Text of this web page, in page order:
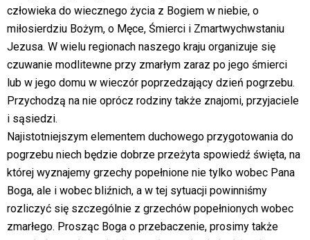
człowieka do wiecznego życia z Bogiem w niebie, o
miłosierdziu Bożym, o Męce, Śmierci i Zmartwychwstaniu
Jezusa. W wielu regionach naszego kraju organizuje się
czuwanie modlitewne przy zmarłym zaraz po jego śmierci
lub w jego domu w wieczór poprzedzający dzień pogrzebu.
Przychodzą na nie oprócz rodziny także znajomi, przyjaciele
i sąsiedzi.
Najistotniejszym elementem duchowego przygotowania do
pogrzebu niech będzie dobrze przeżyta spowiedź święta, na
której wyznajemy grzechy popełnione nie tylko wobec Pana
Boga, ale i wobec bliźnich, a w tej sytuacji powinniśmy
rozliczyć się szczególnie z grzechów popełnionych wobec
zmarłego. Prosząc Boga o przebaczenie, prosimy także